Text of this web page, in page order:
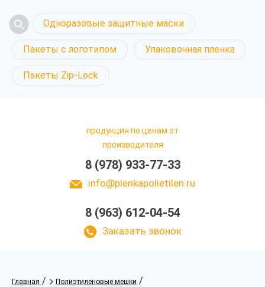
Одноразовые защитные маски
Пакеты с логотипом Упаковочная пленка
Пакеты Zip-Lock
продукция по ценам от
производителя
8 (978) 933-77-33
info@plenkapolietilen.ru
8 (963) 612-04-54
Заказать звонок
Главная / Полиэтиленовые мешки /